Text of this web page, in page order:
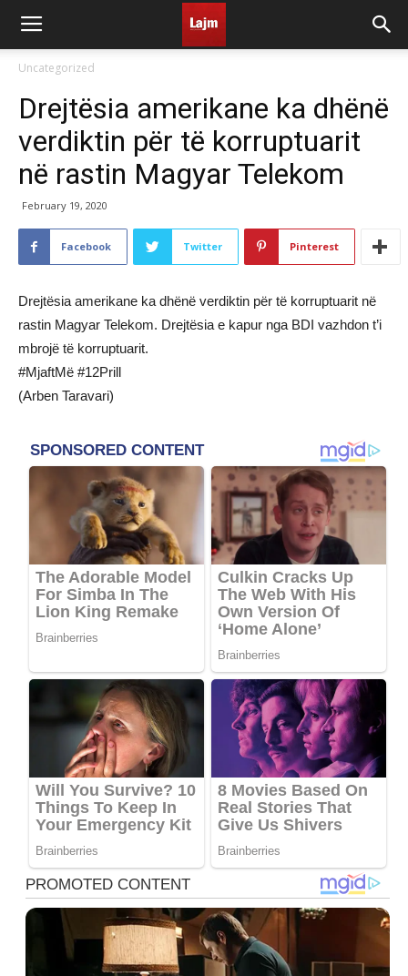
Uncategorized
Drejtësia amerikane ka dhënë
verdiktin për të korruptuarit
në rastin Magyar Telekom
February 19, 2020
Facebook Twitter Pinterest
Drejtësia amerikane ka dhënë verdiktin për të korruptuarit në
rastin Magyar Telekom. Drejtësia e kapur nga BDI vazhdon t’i
mbrojë të korruptuarit.
#MjaftMë #12Prill
(Arben Taravari)